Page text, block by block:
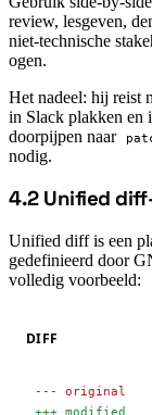
review, lesgeven,
niet-technische
ogen.
Het nadeel: hij reist
in Slack plakken en
doorpijpen naar
nodig.
#
4.2 Unified
Unified diff is een
gedefinieerd door
volledig voorbeeld:
DIFF
- -- original
+++ modified